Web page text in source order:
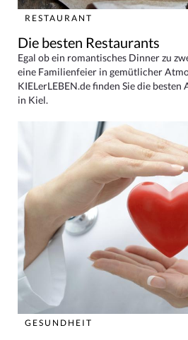
RESTAURANT
Die besten Restaurants
Egal ob ein romantisches Dinner zu
eine Familienfeier in gemütlicher
KIELerLEBEN.de finden Sie die
in Kiel.
GESUNDHEIT